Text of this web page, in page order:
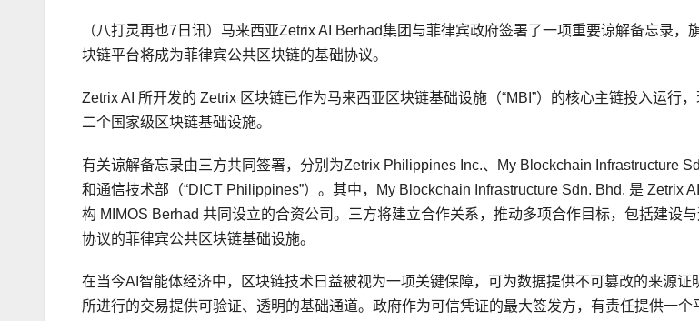
（八打灵再也7日讯）马来西亚Zetrix AI Berhad集团与菲律宾政府签署了一项重要谅解备忘录，
块链平台将成为菲律宾公共区块链的基础协议。
Zetrix AI 所开发的 Zetrix 区块链已作为马来西亚区块链基础设施（“MBI”）的核心主链投入运行
二个国家级区块链基础设施。
有关谅解备忘录由三方共同签署，分别为Zetrix Philippines Inc.、My Blockchain Infrastructure
和通信技术部（“DICT Philippines”）。其中，My Blockchain Infrastructure Sdn. Bhd. 是 Zetrix
构 MIMOS Berhad 共同设立的合资公司。三方将建立合作关系，推动多项合作目标，包括建设
协议的菲律宾公共区块链基础设施。
在当今AI智能体经济中，区块链技术日益被视为一项关键保障，可为数据提供不可篡改的来源证
所进行的交易提供可验证、透明的基础通道。政府作为可信凭证的最大签发方，有责任提供一个